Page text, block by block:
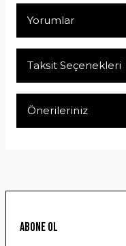
Yorumlar
Taksit Seçenekleri
Önerileriniz
Ürün resmi kalitesiz,
ABONE OL